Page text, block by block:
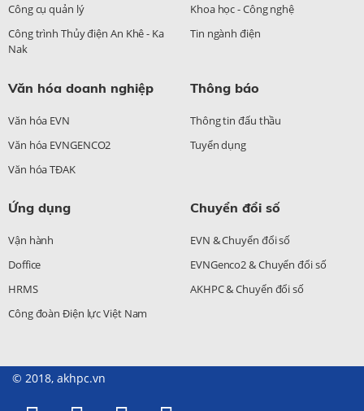
Công cụ quản lý
Công trình Thủy điện An Khê - Ka
Nak
Khoa học - Công nghệ
Tin ngành điện
Văn hóa doanh nghiệp
Văn hóa EVN
Văn hóa EVNGENCO2
Văn hóa TĐAK
Thông báo
Thông tin đấu thầu
Tuyển dụng
Ứng dụng
Vận hành
Doffice
HRMS
Công đoàn Điện lực Việt Nam
Chuyển đổi số
EVN & Chuyển đổi số
EVNGenco2 & Chuyển đổi số
AKHPC & Chuyển đổi số
© 2018, akhpc.vn